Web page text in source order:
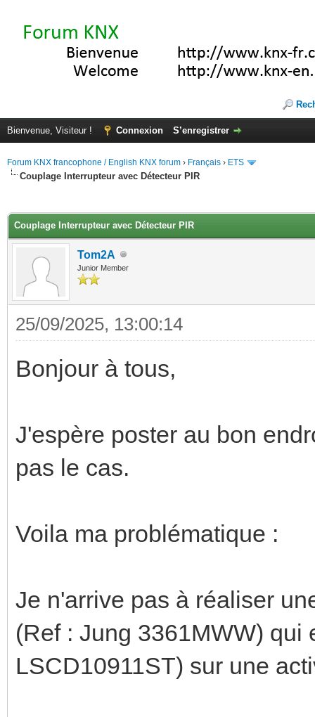
Bienvenue, Visiteur ! Connexion S’enregistrer
Forum KNX francophone / English KNX forum › Français › ETS
Couplage Interrupteur avec Détecteur PIR
Couplage Interrupteur avec Détecteur PIR
Tom2A
Junior Member
25/09/2025, 13:00:14
Bonjour à tous,
J'espère poster au bon
pas le cas.
Voila ma problématique :
Je n'arrive pas à réaliser
(Ref : Jung 3361MWW) qui
LSCD10911ST) sur une